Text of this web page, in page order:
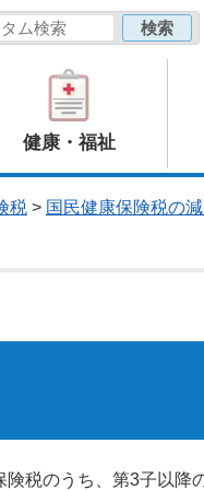
健康・福祉
税> 国民健康保険税の
税のうち、第3子以降